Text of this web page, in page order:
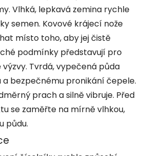
Vlhká, lepkavá zemina rychle
semen. Kovové krájecí nože
místo toho, aby jej čistě
podmínky představují pro
výzvy. Tvrdá, vypečená půda
bezpečnému pronikání čepele.
prach a silně vibruje. Před
se zaměřte na mírně vlhkou,
půdu.